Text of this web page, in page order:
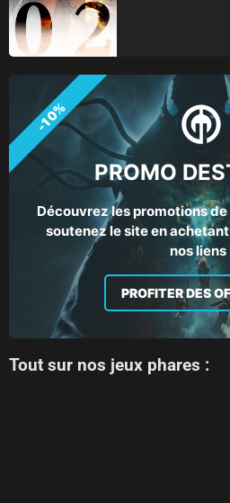
PROMO
Découvrez les promotions
soutenez le site en
nos liens
PROFITER DES
-10%
Tout sur nos jeux phares :